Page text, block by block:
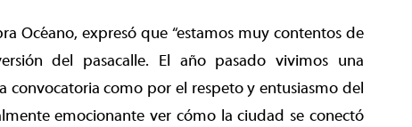
Océano, expresó que “estamos muy contentos de
del pasacalle. El año pasado vivimos una
como por el respeto y entusiasmo del
emocionante ver cómo la ciudad se conectó